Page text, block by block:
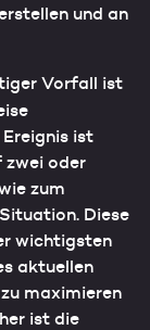
und an
Vorfall ist
ist
zwei oder
zum
Diese
wichtigsten
aktuellen
maximieren
ist die